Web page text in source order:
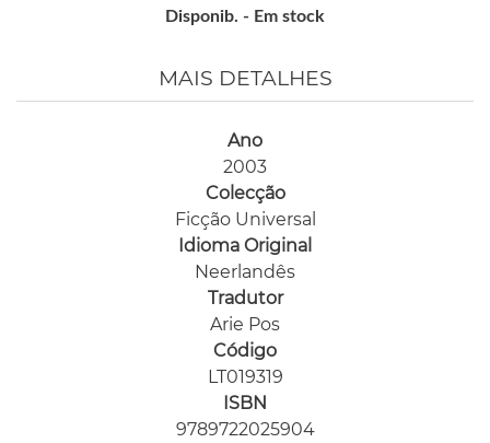
Disponib. - Em stock
MAIS DETALHES
Ano
2003
Colecção
Ficção Universal
Idioma Original
Neerlandês
Tradutor
Arie Pos
Código
LT019319
ISBN
9789722025904